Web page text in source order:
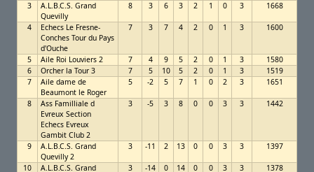
3
A.L.B.C.S. Grand
Quevilly
8 3 6 3 2 1 0 3 1668
4
Echecs Le Fresne-
Conches Tour du Pays
d'Ouche
7 3 7 4 2 0 1 3 1600
5 Aile Roi Louviers 2 7 4 9 5 2 0 1 3
1580
6
Orcher la Tour 3 7 5 10 5 2 0 1 3
1519
7
Aile dame de
Beaumont le Roger
5 -2 5 7 1 0 2 3 1651
8
Ass Familliale d
Evreux Section
Echecs Evreux
Gambit Club 2
3 -5 3 8 0 0 3 3 1442
9
A.L.B.C.S. Grand
Quevilly 2
3 -11 2 13 0 0 3 3 1397
10
A.L.B.C.S. Grand
3 -14 0 14 0 0 3 3 1378